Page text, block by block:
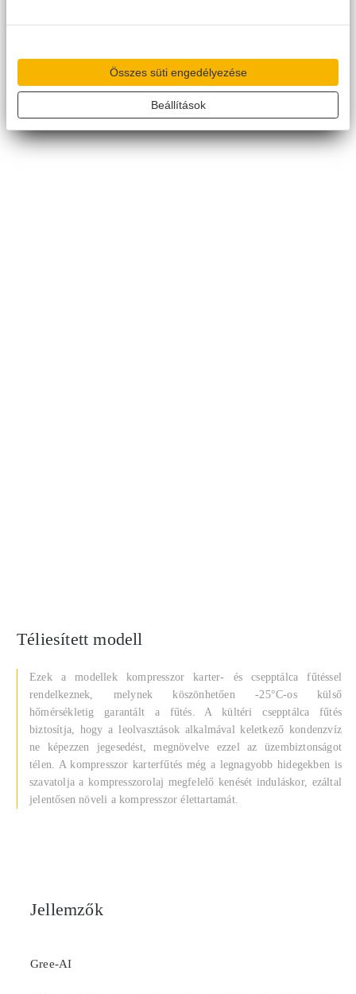
Összes süti engedélyezése
Beállítások
Téliesített modell
Ezek a modellek kompresszor karter- és csepptálca fűtéssel
rendelkeznek, melynek köszönhetően -25°C-os külső
hőmérsékletig garantált a fűtés. A kültéri csepptálca fűtés
biztosítja, hogy a leolvasztások alkalmával keletkező kondenzvíz
ne képezzen jegesedést, megnövelve ezzel az üzembiztonságot
télen. A kompresszor karterfűtés még a legnagyobb hidegekben is
szavatolja a kompresszorolaj megfelelő kenését induláskor, ezáltal
jelentősen növeli a kompresszor élettartamát.
Jellemzők
Gree-AI